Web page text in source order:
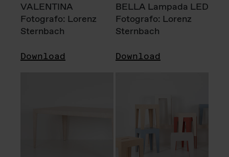
VALENTINA
Fotografo: Lorenz
Sternbach
Download
BELLA Lampada LED
Fotografo: Lorenz
Sternbach
Download